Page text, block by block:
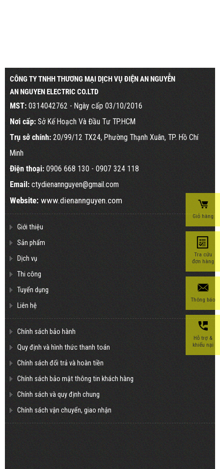
CÔNG TY TNHH THƯƠNG MẠI DỊCH VỤ ĐIỆN AN NGUYỄN
AN NGUYEN ELECTRIC CO.LTD
MST: 0314042762 - Ngày cấp 03/10/2016
Nơi cấp: Sở Kế Hoạch Và Đầu Tư TP.HCM
Trụ sở chính: 20/99/12 TX24, Phường Thạnh Xuân, TP. Hồ Chí
Minh
Điện thoại: 0906 668 130 - 0907 324 118
Email: ctydienannguyen@gmail.com
Website: www.dienannguyen.com
Giới thiệu
Sản phẩm
Dịch vụ
Thi công
Tuyển dụng
Liên hệ
Chính sách bảo hành
Quy định và hình thức thanh toán
Chính sách đổi trả và hoàn tiền
Chính sách bảo mật thông tin khách hàng
Chính sách và quy định chung
Chính sách vận chuyển, giao nhận
Giỏ hàng
Tra cứu
đơn hàng
Thông báo
Hỗ trợ &
khiếu nại